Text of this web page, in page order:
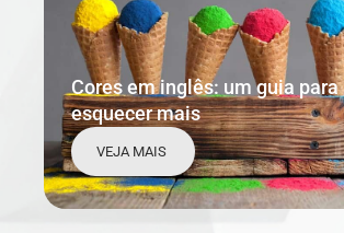
Cores em inglês: um guia para
esquecer mais
VEJA MAIS